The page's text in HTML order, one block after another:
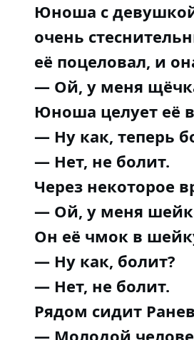
Юноша с
очень
её поцеловал, и
— Ой, у меня
Юноша целует её
— Ну как, теперь
— Нет, не болит.
Через некоторое
— Ой, у меня
Он её чмок в
— Ну как, болит?
— Нет, не болит.
Рядом сидит
— Молодой